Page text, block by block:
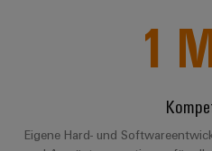
1
Eigene Hard- und